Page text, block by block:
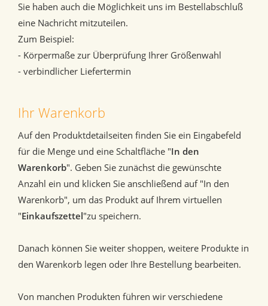
Sie haben auch die Möglichkeit uns im Bestellabschluß
eine Nachricht mitzuteilen.
Zum Beispiel:
- Körpermaße zur Überprüfung Ihrer Größenwahl
- verbindlicher Liefertermin
Ihr Warenkorb
Auf den Produktdetailseiten finden Sie ein Eingabefeld
für die Menge und eine Schaltfläche "In den
Warenkorb". Geben Sie zunächst die gewünschte
Anzahl ein und klicken Sie anschließend auf "In den
Warenkorb", um das Produkt auf Ihrem virtuellen
"Einkaufszettel"zu speichern.
Danach können Sie weiter shoppen, weitere Produkte in
den Warenkorb legen oder Ihre Bestellung bearbeiten.
Von manchen Produkten führen wir verschiedene